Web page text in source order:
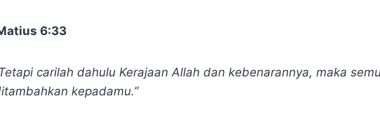
6:33
carilah dahulu Kerajaan Allah dan kebenarannya, maka
kepadamu.”